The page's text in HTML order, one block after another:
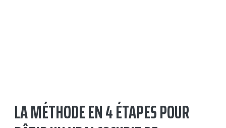
LA MÉTHODE EN 4 ÉTAPES POUR